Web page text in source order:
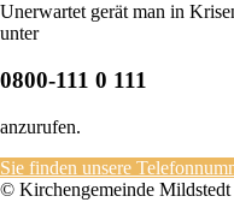
Unerwartet gerät man in
unter
0800-111 0 111
anzurufen.
Sie finden unsere
© Kirchengemeinde Mildstedt